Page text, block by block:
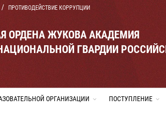
ПРОТИВОДЕЙСТВИЕ КОРРУПЦИИ
ОРДЕНА ЖУКОВА АКАДЕМИЯ
ГВАРДИИ
ОРГАНИЗАЦИИ ПОСТУПЛЕНИЕ